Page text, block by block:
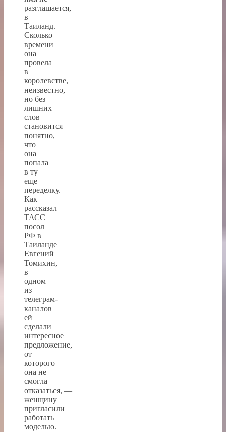
разглашается,
в
Таиланд.
Сколько
времени
она
провела
в
королевстве,
неизвестно,
но без
лишних
слов
становится
понятно,
что
она
попала
в ту
еще
переделку.
Как
рассказал
ТАСС
посол
РФ в
Таиланде
Евгений
Томихин,
в
одном
из
телеграм-
каналов
ей
сделали
интересное
предложение,
от
которого
она не
смогла
отказаться, —
женщину
пригласили
работать
моделью.